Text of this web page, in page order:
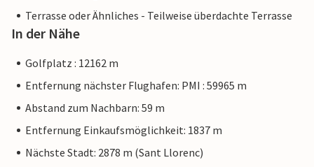
Terrasse oder Ähnliches - Teilweise überdachte Terrasse
In der Nähe
Golfplatz : 12162 m
Entfernung nächster Flughafen: PMI : 59965 m
Abstand zum Nachbarn: 59 m
Entfernung Einkaufsmöglichkeit: 1837 m
Nächste Stadt: 2878 m (Sant Llorenc)